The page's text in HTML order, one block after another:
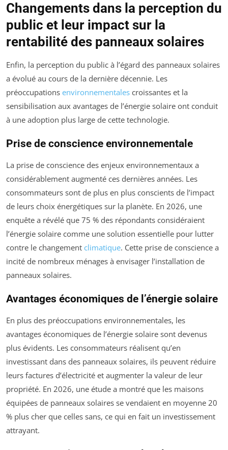
Changements dans la perception du
public et leur impact sur la
rentabilité des panneaux solaires
Enfin, la perception du public à l’égard des panneaux solaires
a évolué au cours de la dernière décennie. Les
préoccupations environnementales croissantes et la
sensibilisation aux avantages de l’énergie solaire ont conduit
à une adoption plus large de cette technologie.
Prise de conscience environnementale
La prise de conscience des enjeux environnementaux a
considérablement augmenté ces dernières années. Les
consommateurs sont de plus en plus conscients de l’impact
de leurs choix énergétiques sur la planète. En 2026, une
enquête a révélé que 75 % des répondants considéraient
l’énergie solaire comme une solution essentielle pour lutter
contre le changement climatique. Cette prise de conscience a
incité de nombreux ménages à envisager l’installation de
panneaux solaires.
Avantages économiques de l’énergie solaire
En plus des préoccupations environnementales, les
avantages économiques de l’énergie solaire sont devenus
plus évidents. Les consommateurs réalisent qu’en
investissant dans des panneaux solaires, ils peuvent réduire
leurs factures d’électricité et augmenter la valeur de leur
propriété. En 2026, une étude a montré que les maisons
équipées de panneaux solaires se vendaient en moyenne 20
% plus cher que celles sans, ce qui en fait un investissement
attrayant.